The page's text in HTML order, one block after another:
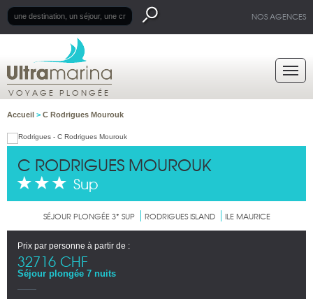
NOS AGENCES
VOYAGE PLONGÉE
Accueil > C Rodrigues Mourouk
C RODRIGUES MOUROUK
Sup
SÉJOUR PLONGÉE 3* SUP RODRIGUES ISLAND ILE MAURICE
Prix par personne à partir de :
32716 CHF
Séjour plongée 7 nuits